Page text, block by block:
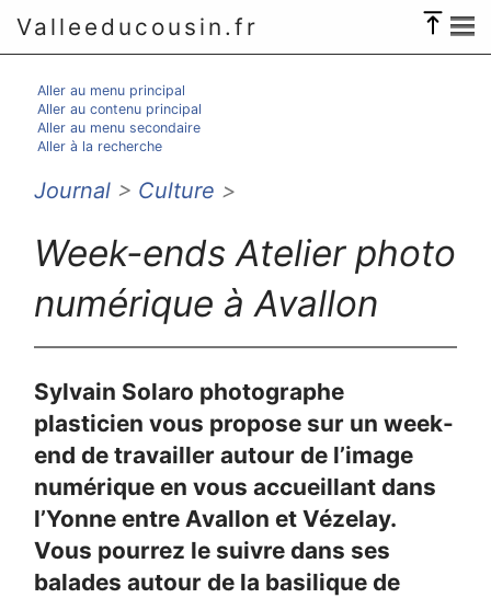
Valleeducousin.fr
Aller au menu principal
Aller au contenu principal
Aller au menu secondaire
Aller à la recherche
Journal > Culture >
Week-ends Atelier photo
numérique à Avallon
Sylvain Solaro photographe
plasticien vous propose sur un week-
end de travailler autour de l’image
numérique en vous accueillant dans
l’Yonne entre Avallon et Vézelay.
Vous pourrez le suivre dans ses
balades autour de la basilique de